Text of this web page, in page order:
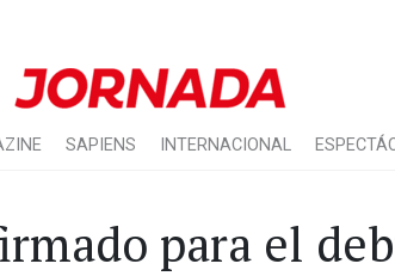
SAPIENS INTERNACIONAL
para el